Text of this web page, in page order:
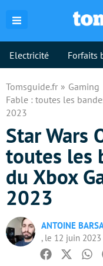
Electricité Forfaits
Tomsguide.fr Gaming
Fable : toutes les
2023
Star Wars
toutes les
du Xbox
2023
ANTOINE
, le 12 juin 2023
Facebook
Twitter